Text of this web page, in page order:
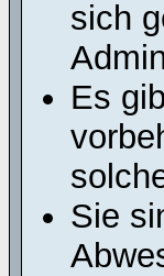
sich
Es
Sie